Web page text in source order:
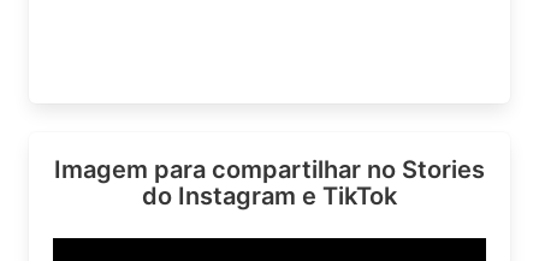
Imagem para compartilhar no Stories
do Instagram e TikTok